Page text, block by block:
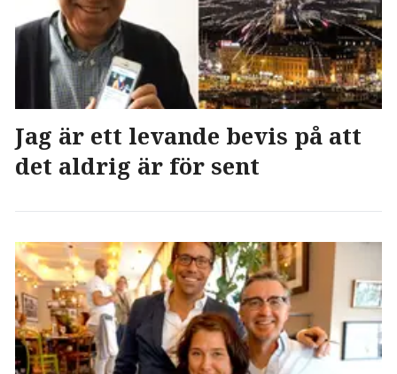
Jag är ett levande bevis på att
det aldrig är för sent